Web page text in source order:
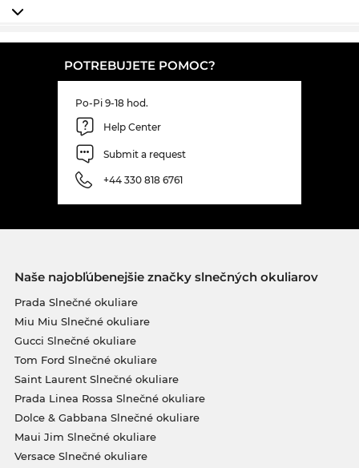
POTREBUJETE POMOC?
Po-Pi 9-18 hod.
Help Center
Submit a request
+44 330 818 6761
Naše najobľúbenejšie značky slnečných okuliarov
Prada Slnečné okuliare
Miu Miu Slnečné okuliare
Gucci Slnečné okuliare
Tom Ford Slnečné okuliare
Saint Laurent Slnečné okuliare
Prada Linea Rossa Slnečné okuliare
Dolce & Gabbana Slnečné okuliare
Maui Jim Slnečné okuliare
Versace Slnečné okuliare